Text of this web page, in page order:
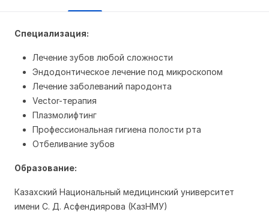
Специализация:
Лечение зубов любой сложности
Эндодонтическое лечение под микроскопом
Лечение заболеваний пародонта
Vector-терапия
Плазмолифтинг
Профессиональная гигиена полости рта
Отбеливание зубов
Образование:
Казахский Национальный медицинский университет
имени С. Д. Асфендиярова (КазНМУ)